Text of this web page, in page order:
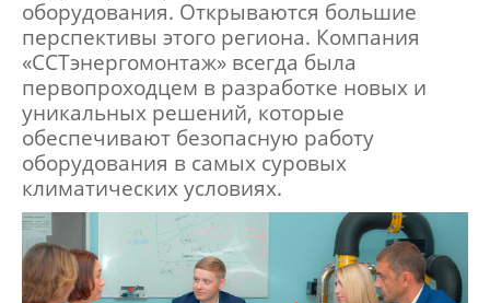
оборудования. Открываются большие
перспективы этого региона. Компания
«ССТэнергомонтаж» всегда была
первопроходцем в разработке новых и
уникальных решений, которые
обеспечивают безопасную работу
оборудования в самых суровых
климатических условиях.